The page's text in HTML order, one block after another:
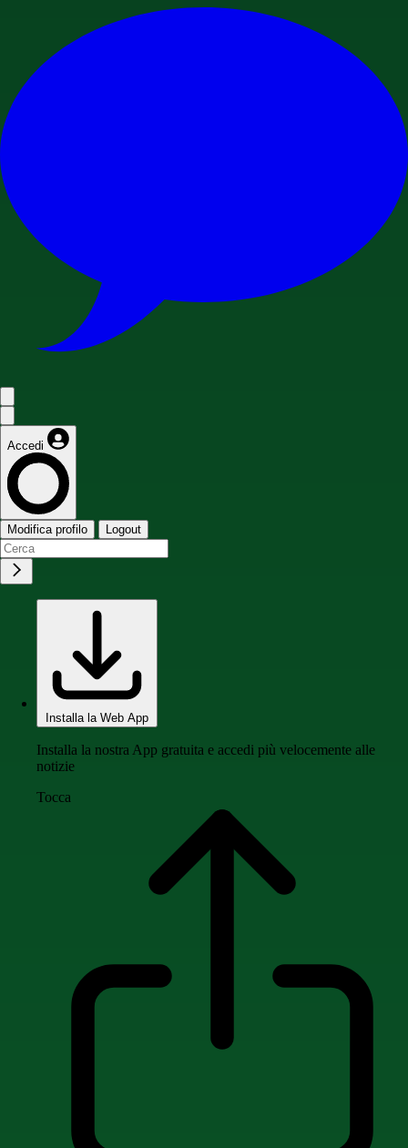
Accedi
Modifica profilo Logout
Installa la Web App
Installa la nostra App gratuita e accedi più velocemente alle
notizie
Tocca